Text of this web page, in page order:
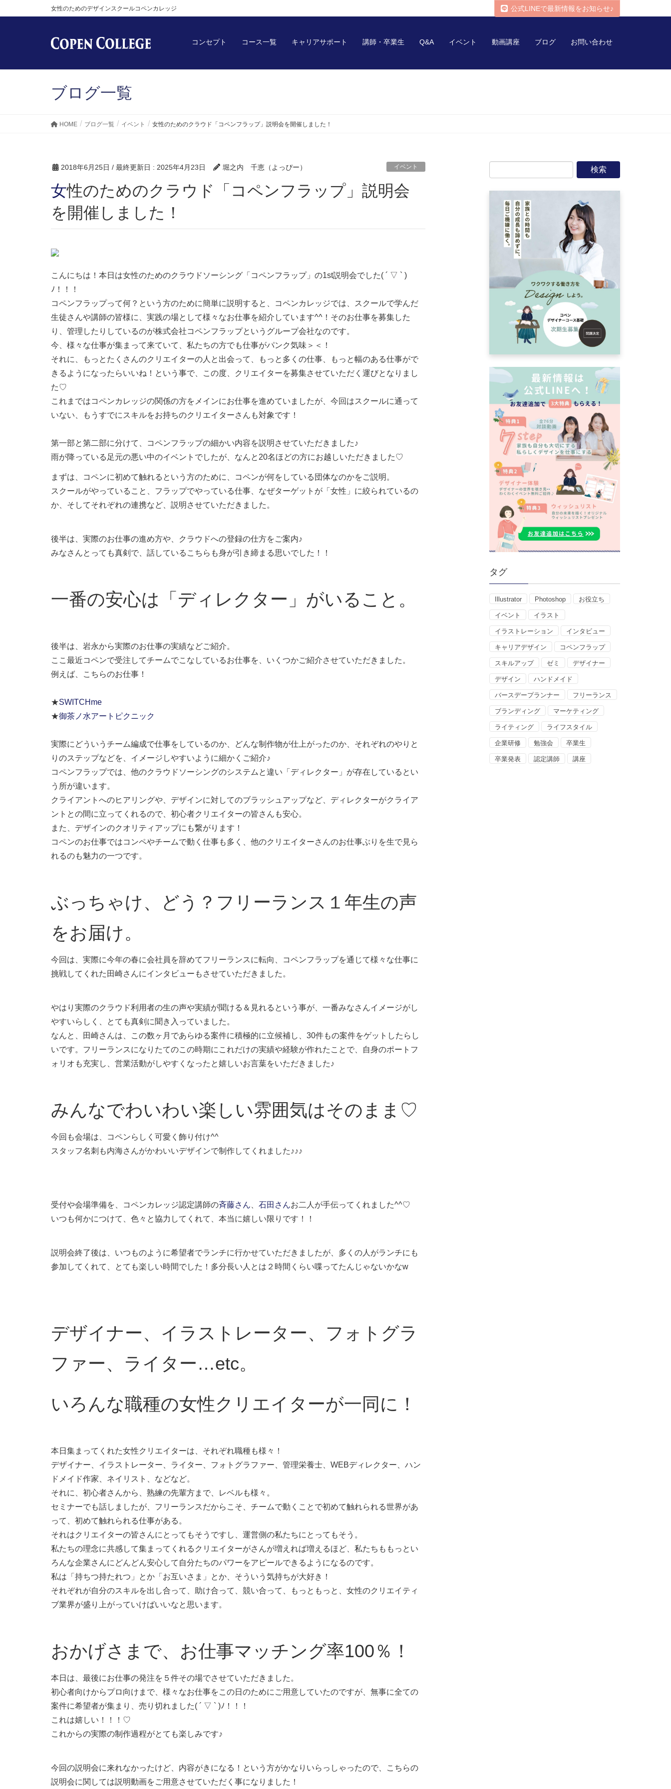
女性のためのデザインスクールコペンカレッジ 公式LINEで最新情報をお知らせ♪
コンセプト コース一覧 キャリアサポート 講師・卒業生 Q&A イベント 動画講座 ブログ お問い合わせ
ブログ一覧
HOME ブログ一覧 イベント 女性のためのクラウド「コペンフラップ」説明会を開催しました！
2018年6月25日 / 最終更新日 : 2025年4月23日 堀之内 千恵（よっぴー） イベント
女性のためのクラウド「コペンフラップ」説明会
を開催しました！
こんにちは！本日は女性のためのクラウドソーシング「コペンフラップ」の1st説明会でした( ´ ▽ ` )
ﾉ！！！
コペンフラップって何？という方のために簡単に説明すると、コペンカレッジでは、スクールで学んだ
生徒さんや講師の皆様に、実践の場として様々なお仕事を紹介しています^^！そのお仕事を募集した
り、管理したりしているのが株式会社コペンフラップというグループ会社なのです。
今、様々な仕事が集まって来ていて、私たちの方でも仕事がパンク気味＞＜！
それに、もっとたくさんのクリエイターの人と出会って、もっと多くの仕事、もっと幅のある仕事がで
きるようになったらいいね！という事で、この度、クリエイターを募集させていただく運びとなりまし
た♡
これまではコペンカレッジの関係の方をメインにお仕事を進めていましたが、今回はスクールに通って
いない、もうすでにスキルをお持ちのクリエイターさんも対象です！
第一部と第二部に分けて、コペンフラップの細かい内容を説明させていただきました♪
雨が降っている足元の悪い中のイベントでしたが、なんと20名ほどの方にお越しいただきました♡
まずは、コペンに初めて触れるという方のために、コペンが何をしている団体なのかをご説明。
スクールがやっていること、フラップでやっている仕事、なぜターゲットが「女性」に絞られているの
か、そしてそれぞれの連携など、説明させていただきました。
後半は、実際のお仕事の進め方や、クラウドへの登録の仕方をご案内♪
みなさんとっても真剣で、話しているこちらも身が引き締まる思いでした！！
一番の安心は「ディレクター」がいること。
後半は、岩永から実際のお仕事の実績などご紹介。
ここ最近コペンで受注してチームでこなしているお仕事を、いくつかご紹介させていただきました。
例えば、こちらのお仕事！
★SWITCHme
★御茶ノ水アートピクニック
実際にどういうチーム編成で仕事をしているのか、どんな制作物が仕上がったのか、それぞれのやりと
りのステップなどを、イメージしやすいように細かくご紹介♪
コペンフラップでは、他のクラウドソーシングのシステムと違い「ディレクター」が存在しているとい
う所が違います。
クライアントへのヒアリングや、デザインに対してのブラッシュアップなど、ディレクターがクライア
ントとの間に立ってくれるので、初心者クリエイターの皆さんも安心。
また、デザインのクオリティアップにも繋がります！
コペンのお仕事ではコンペやチームで動く仕事も多く、他のクリエイターさんのお仕事ぶりを生で見ら
れるのも魅力の一つです。
ぶっちゃけ、どう？フリーランス１年生の声
をお届け。
今回は、実際に今年の春に会社員を辞めてフリーランスに転向、コペンフラップを通じて様々な仕事に
挑戦してくれた田崎さんにインタビューもさせていただきました。
やはり実際のクラウド利用者の生の声や実績が聞ける＆見れるという事が、一番みなさんイメージがし
やすいらしく、とても真剣に聞き入っていました。
なんと、田崎さんは、この数ヶ月であらゆる案件に積極的に立候補し、30件もの案件をゲットしたらし
いです。フリーランスになりたてのこの時期にこれだけの実績や経験が作れたことで、自身のポートフ
ォリオも充実し、営業活動がしやすくなったと嬉しいお言葉をいただきました♪
みんなでわいわい楽しい雰囲気はそのまま♡
今回も会場は、コペンらしく可愛く飾り付け^^
スタッフ名刺も内海さんがかわいいデザインで制作してくれました♪♪♪
受付や会場準備を、コペンカレッジ認定講師の斉藤さん 石田さんお二人が手伝ってくれました^^♡
いつも何かにつけて、色々と協力してくれて、本当に嬉しい限りです！！
説明会終了後は、いつものように希望者でランチに行かせていただきましたが、多くの人がランチにも
参加してくれて、とても楽しい時間でした！多分長い人とは２時間くらい喋ってたんじゃないかなw
デザイナー、イラストレーター、フォトグラ
ファー、ライター…etc。
いろんな職種の女性クリエイターが一同に！
本日集まってくれた女性クリエイターは、それぞれ職種も様々！
デザイナー、イラストレーター、ライター、フォトグラファー、管理栄養士、WEBディレクター、ハン
ドメイド作家、ネイリスト、などなど。
それに、初心者さんから、熟練の先輩方まで、レベルも様々。
セミナーでも話しましたが、フリーランスだからこそ、チームで動くことで初めて触れられる世界があ
って、初めて触れられる仕事がある。
それはクリエイターの皆さんにとってもそうですし、運営側の私たちにとってもそう。
私たちの理念に共感して集まってくれるクリエイターがさんが増えれば増えるほど、私たちももっとい
ろんな企業さんにどんどん安心して自分たちのパワーをアピールできるようになるのです。
私は「持ちつ持たれつ」とか「お互いさま」とか、そういう気持ちが大好き！
それぞれが自分のスキルを出し合って、助け合って、競い合って、もっともっと、女性のクリエイティ
ブ業界が盛り上がっていけばいいなと思います。
おかげさまで、お仕事マッチング率100％！
本日は、最後にお仕事の発注を５件その場でさせていただきました。
初心者向けからプロ向けまで、様々なお仕事をこの日のためにご用意していたのですが、無事に全ての
案件に希望者が集まり、売り切れました( ´ ▽ ` )ﾉ！！！
これは嬉しい！！！♡
これからの実際の制作過程がとても楽しみです♪
今回の説明会に来れなかったけど、内容がきになる！という方がかなりいらっしゃったので、こちらの
説明会に関しては説明動画をご用意させていただく事になりました！
タグ
Illustrator Photoshop お役立ち
イベント イラスト
イラストレーション インタビュー
キャリアデザイン コペンフラップ
スキルアップ ゼミ デザイナー
デザイン ハンドメイド
バースデープランナー フリーランス
ブランディング マーケティング
ライティング ライフスタイル
企業研修 勉強会 卒業生
卒業発表 認定講師 講座